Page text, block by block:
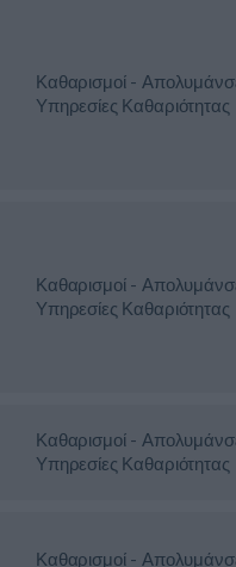
Καθαρισμοί -
Υπηρεσίες Καθαριότητας
Καθαρισμοί -
Υπηρεσίες Καθαριότητας
Καθαρισμοί -
Υπηρεσίες Καθαριότητας
Καθαρισμοί -